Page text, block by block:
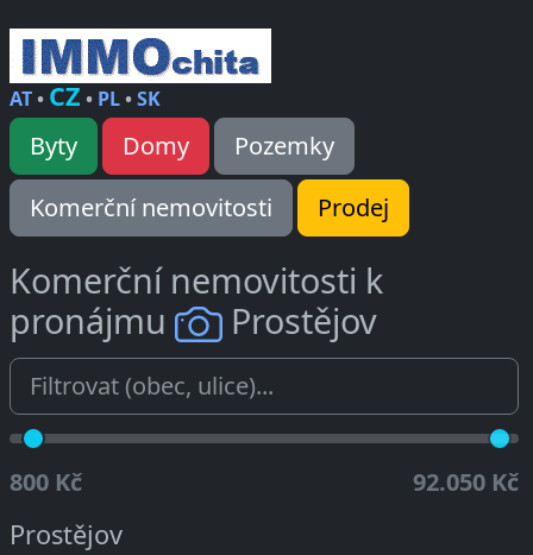
AT• CZ • PL•SK
Byty Domy
Pozemky
Komerční nemovitosti
Prodej
Komerční nemovitosti k
pronájmu
Prostějov
800 Kč 92.050 Kč
Prostějov